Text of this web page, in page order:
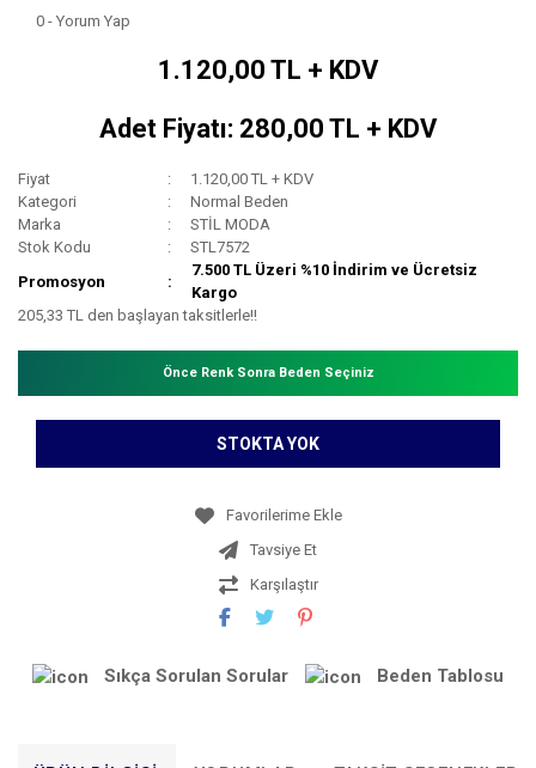
0 - Yorum Yap
1.120,00 TL + KDV
Adet Fiyatı: 280,00 TL + KDV
Fiyat
1.120,00 TL + KDV
Kategori
Normal Beden
Marka
STİL MODA
Stok Kodu
STL7572
Promosyon
7.500 TL Üzeri %10 İndirim ve Ücretsiz
Kargo
205,33 TL den başlayan taksitlerle!!
Önce Renk Sonra Beden Seçiniz
STOKTA YOK
Tavsiye Et
Karşılaştır
Sıkça Sorulan Sorular Beden Tablosu